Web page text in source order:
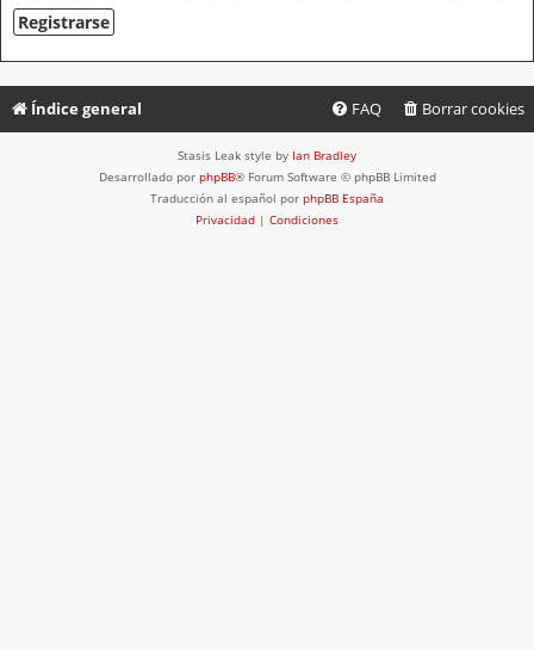
Registrarse
Índice general Borrar cookies
FAQ
Stasis Leak style by Ian Bradley
Desarrollado por phpBB® Forum Software © phpBB Limited
Traducción al español por phpBB España
Privacidad | Condiciones